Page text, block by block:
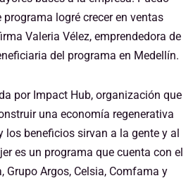
logré crecer en ventas
Valeria Vélez, emprendedora de
del programa en Medellín.
por Impact Hub, organización que
una economía regenerativa
los beneficios sirvan a la gente y al
es un programa que cuenta con el
Argos, Celsia, Comfama y